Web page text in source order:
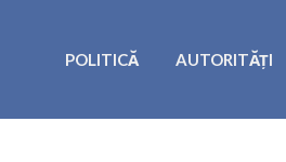
POLITICĂ AUTORITĂȚI